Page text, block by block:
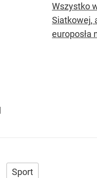
Wszystko
Siatkowej,
europosła
Sport